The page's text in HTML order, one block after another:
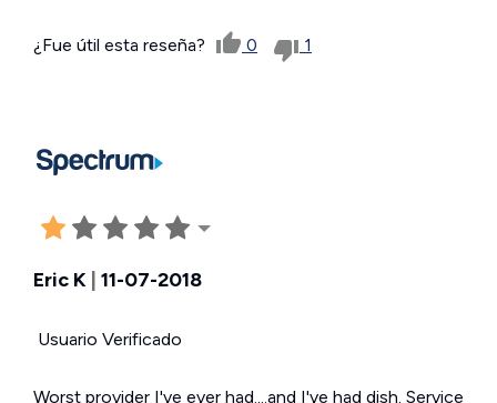
¿Fue útil esta reseña? 0 1
Eric K 11-07-2018
Usuario Verificado
Worst provider I've ever had....and I've had dish. Service